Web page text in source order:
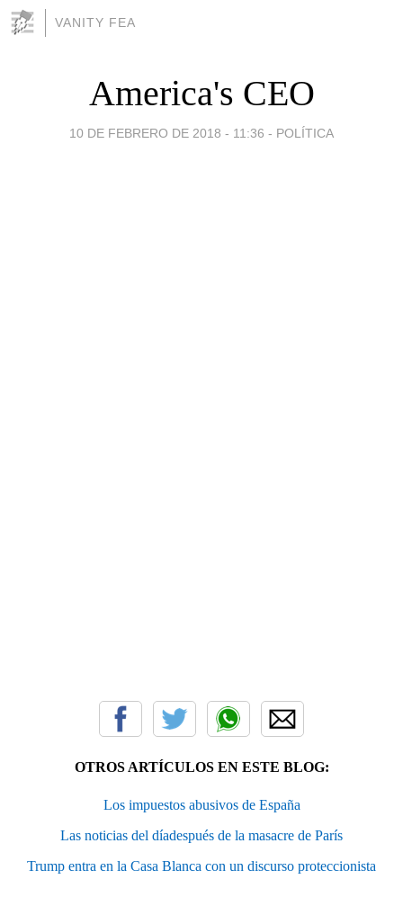
VANITY FEA
America's CEO
10 DE FEBRERO DE 2018 - 11:36 - POLÍTICA
OTROS ARTÍCULOS EN ESTE BLOG:
Los impuestos abusivos de España
Las noticias del díadespués de la masacre de París
Trump entra en la Casa Blanca con un discurso proteccionista